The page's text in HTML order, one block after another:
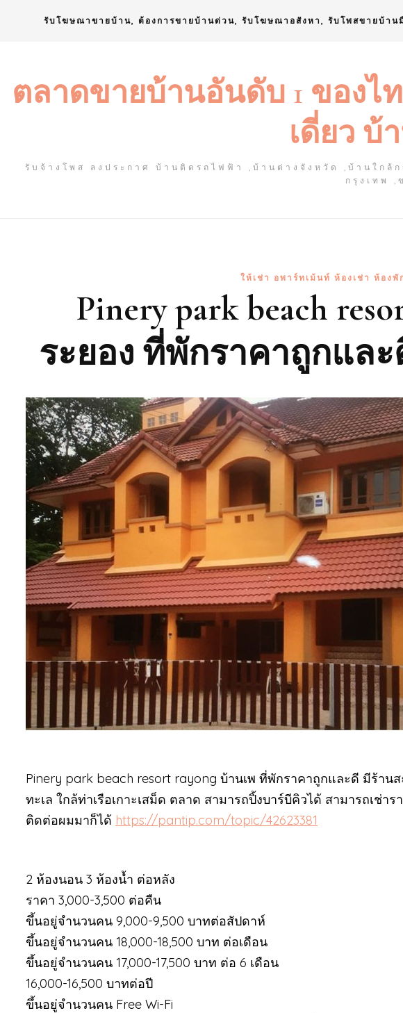
รับโฆษณาขายบ้าน, ต้องการขายบ้านด่วน, รับโฆษณาอสังหา, รับโพสขายบ้าน
ตลาดขายบ้านอันดับ 1 ของไ
เดี่ยว บ้
รับจ้างโพส ลงประกาศ บ้านติดรถไฟฟ้า ,บ้านต่างจังหวัด ,บ้านใก
กรุงเทพ ,
ให้เช่า อพาร์ทเม้นท์ ห้องเช่า ห้องพั
Pinery park beach
ระยอง ที่พักราคาถูกและดี
Pinery park beach resort rayong บ้านเพ ที่พักราคาถูกและดี มีร้าน
ทะเล ใกล้ท่าเรือเกาะเสม็ด ตลาด สามารถปิ้งบาร์บีคิวได้ สามารถเช่า
ติดต่อผมมาก็ได้ https://pantip.com/topic/42623381
2 ห้องนอน 3 ห้องน้ำ ต่อหลัง
ราคา 3,000-3,500 ต่อคืน
ขึ้นอยู่จำนวนคน 9,000-9,500 บาทต่อสัปดาห์
ขึ้นอยู่จำนวนคน 18,000-18,500 บาท ต่อเดือน
ขึ้นอยู่จำนวนคน 17,000-17,500 บาท ต่อ 6 เดือน
16,000-16,500 บาทต่อปี
ขึ้นอยู่จำนวนคน Free Wi-Fi